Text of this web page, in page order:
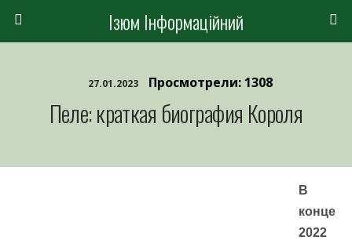
Ізюм Інформаційний
27.01.2023 Просмотрели: 1308
Пеле: краткая биография Короля
В
конце
2022